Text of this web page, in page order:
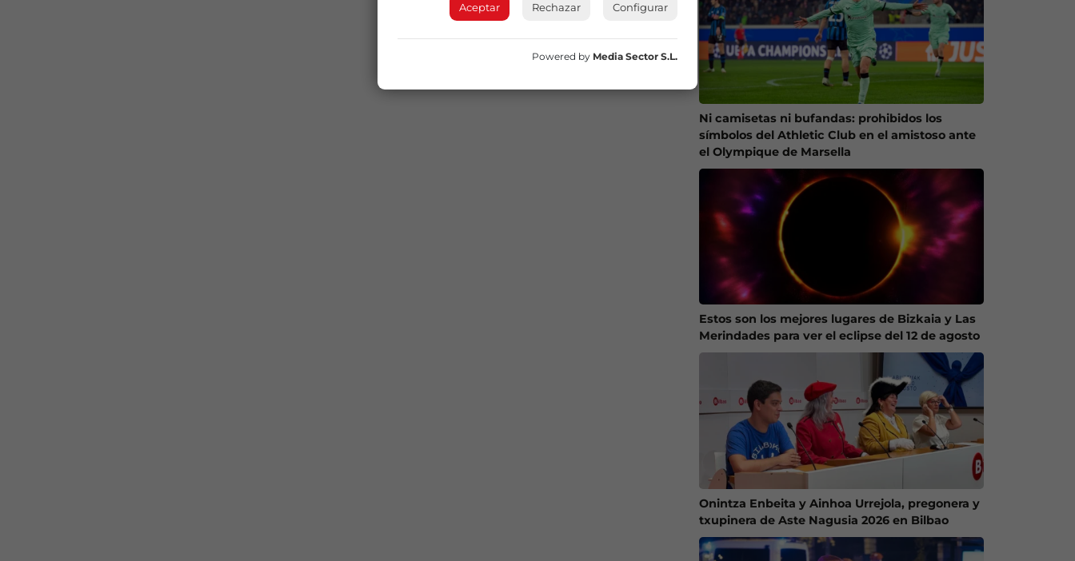
Ni camisetas ni bufandas: prohibidos los
símbolos del Athletic Club en el amistoso ante
el Olympique de Marsella
Estos son los mejores lugares de Bizkaia y Las
Merindades para ver el eclipse del 12 de agosto
Onintza Enbeita y Ainhoa Urrejola, pregonera y
txupinera de Aste Nagusia 2026 en Bilbao
Aceptar Rechazar Configurar
Powered by Media Sector S.L.